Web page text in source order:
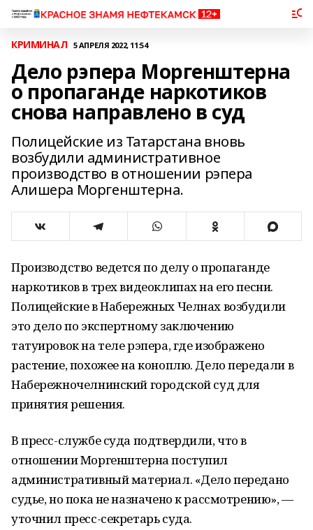
КРИМИНАЛ 5 АПРЕЛЯ 2022, 11:54
Дело рэпера Моргенштерна
о пропаганде наркотиков
снова направлено в суд
Полицейские из Татарстана вновь
возбудили административное
производство в отношении рэпера
Алишера Моргенштерна.
Производство ведется по делу о пропаганде
наркотиков в трех видеоклипах на его песни.
Полицейские в Набережных Челнах возбудили
это дело по экспертному заключению
татуировок на теле рэпера, где изображено
растение, похожее на коноплю. Дело передали в
Набережночелнинский городской суд для
принятия решения.
В пресс-службе суда подтвердили, что в
отношении Моргенштерна поступил
административный материал. «Дело передано
судье, но пока не назначено к рассмотрению», —
уточнил пресс-секретарь суда.